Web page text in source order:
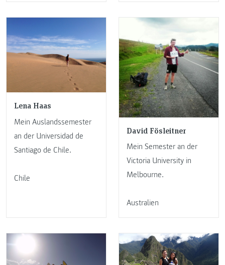
Lena Haas
Mein Auslandssemester
an der Universidad de
Santiago de Chile.
Chile
David Fösleitner
Mein Semester an der
Victoria University in
Melbourne.
Australien